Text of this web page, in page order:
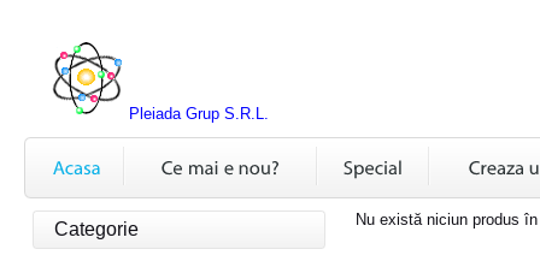
Pleiada Grup S.R.L.
Categorie Nu există niciun produs